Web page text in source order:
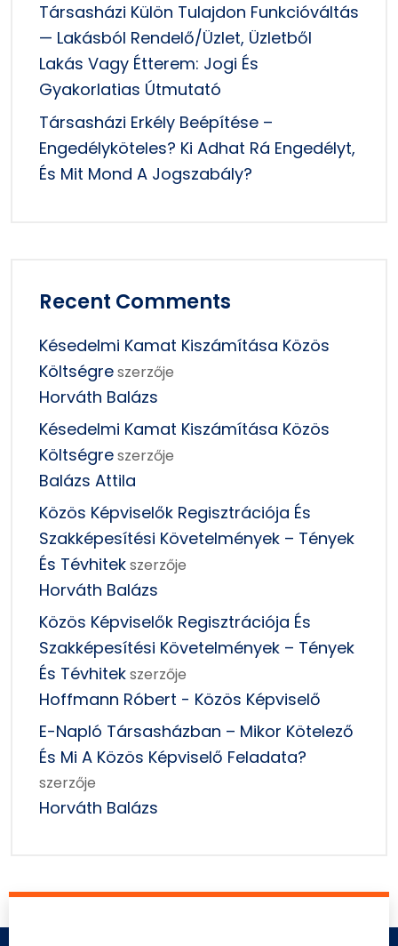
Társasházi Külön Tulajdon Funkcióváltás
— Lakásból Rendelő/üzlet, Üzletből
Lakás Vagy Étterem: Jogi És
Gyakorlatias Útmutató
Társasházi Erkély Beépítése –
Engedélyköteles? Ki Adhat Rá Engedélyt,
És Mit Mond A Jogszabály?
Recent Comments
Késedelmi Kamat Kiszámítása Közös
Költségreszerzője
Horváth Balázs
Késedelmi Kamat Kiszámítása Közös
Költségreszerzője
Balázs Attila
Közös Képviselők Regisztrációja És
Szakképesítési Követelmények – Tények
És Tévhitekszerzője
Horváth Balázs
Közös Képviselők Regisztrációja És
Szakképesítési Követelmények – Tények
És Tévhitekszerzője
Hoffmann Róbert - Közös Képviselő
E-Napló Társasházban – Mikor Kötelező
És Mi A Közös Képviselő Feladata?
szerzője
Horváth Balázs